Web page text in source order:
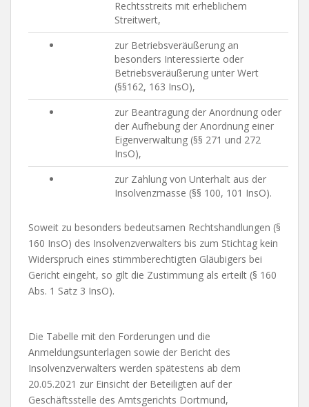
Rechtsstreits mit erheblichem
Streitwert,
zur Betriebsveräußerung an
besonders Interessierte oder
Betriebsveräußerung unter Wert
(§§162, 163 InsO),
zur Beantragung der Anordnung oder
der Aufhebung der Anordnung einer
Eigenverwaltung (§§ 271 und 272
InsO),
zur Zahlung von Unterhalt aus der
Insolvenzmasse (§§ 100, 101 InsO).
Soweit zu besonders bedeutsamen Rechtshandlungen (§
160 InsO) des Insolvenzverwalters bis zum Stichtag kein
Widerspruch eines stimmberechtigten Gläubigers bei
Gericht eingeht, so gilt die Zustimmung als erteilt (§ 160
Abs. 1 Satz 3 InsO).
Die Tabelle mit den Forderungen und die
Anmeldungsunterlagen sowie der Bericht des
Insolvenzverwalters werden spätestens ab dem
20.05.2021 zur Einsicht der Beteiligten auf der
Geschäftsstelle des Amtsgerichts Dortmund,